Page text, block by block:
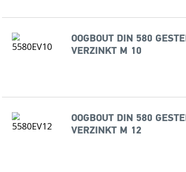
OOGBOUT DIN 580
VERZINKT M 10
OOGBOUT DIN 580
VERZINKT M 12